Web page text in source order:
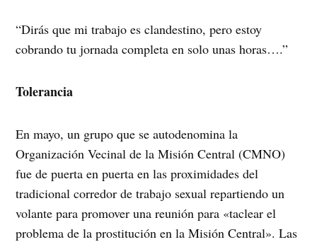
“Dirás que mi trabajo es clandestino, pero estoy
cobrando tu jornada completa en solo unas horas….”
Tolerancia
En mayo, un grupo que se autodenomina la
Organización Vecinal de la Misión Central (CMNO)
fue de puerta en puerta en las proximidades del
tradicional corredor de trabajo sexual repartiendo un
volante para promover una reunión para «taclear el
problema de la prostitución en la Misión Central». Las